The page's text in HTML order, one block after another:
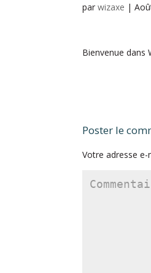
parwizaxe |
Bienvenue dans
Poster le
Votre adresse e-